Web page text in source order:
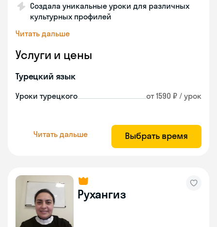
Создала уникальные уроки для различных
культурных профилей
Читать дальше
Услуги и цены
Турецкий язык
Уроки турецкого от 1590 ₽ / урок
Читать дальше Выбрать время
Рухангиз